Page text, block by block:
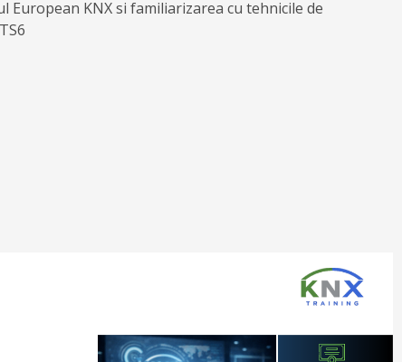
European KNX si familiarizarea cu tehnicile de